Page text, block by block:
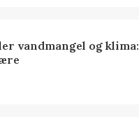
vandmangel og klima: